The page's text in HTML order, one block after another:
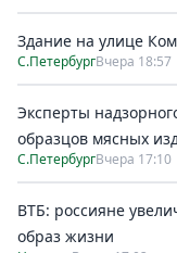
Здание на улице
С.ПетербургВчера 18:57
Эксперты
образцов мясных
С.ПетербургВчера 17:10
ВТБ: россияне
образ жизни